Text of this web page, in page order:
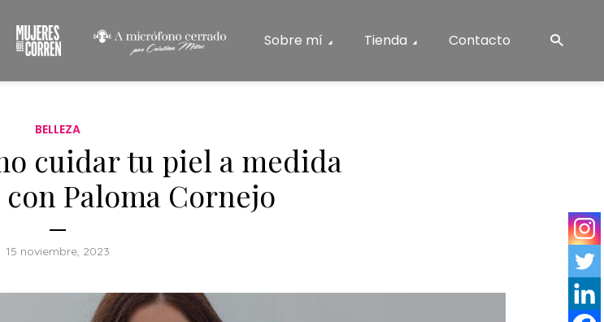
Sobre mí Tienda Contacto
BELLEZA
cuidar tu piel a medida
Paloma Cornejo
15 noviembre, 2023